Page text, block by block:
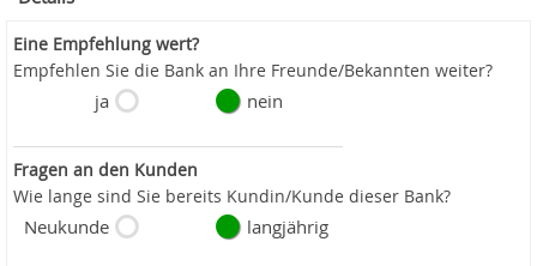
Eine Empfehlung wert?
Empfehlen Sie die Bank an Ihre Freunde/Bekannten weiter?
ja nein
Fragen an den Kunden
Wie lange sind Sie bereits Kundin/Kunde dieser Bank?
Neukunde langjährig